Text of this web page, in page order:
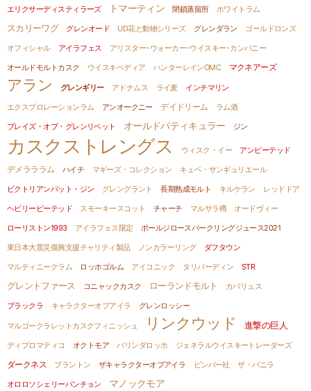
エリクサーディスティラーズ
トマーティン 閉鎖蒸留所 ホワイトラム
スカリーワグ グレンオード UD花と動物シリーズ グレンダラン
ゴールドロンズ
オフィシャル
アイラフェス
アリスター･ウォーカー･ウイスキー･カンパニー
オールドモルトカスク
ウイスキペディア ハンターレインOMC マクネアーズ
アラン グレンギリー アドナムス ライ麦
インチマリン
エクスプロレーションラム
アンオークニー デイドリーム
ラム酒
ブレイズ・オブ・グレンリベット
オールドパティキュラー ジン
カスクストレングス ウィスク・イー
アンピーテッド
デメラララム
ハイチ マギーズ・コレクション
キュベ・サンギュリエール
ビクトリアンバット・ジン
グレングラント 長期熟成モルト キルケラン
レッドドア
ヘビリーピーテッド
スモーキースコット チャーチ マルサラ樽
オードヴィー
ローリストン1993
アイラフェス限定
ポールジロースパークリングジュース2021
東日本大震災復興支援チャリティ製品
ノンカラーリング
ダフタウン
マルティニークラム
ロッホゴルム アイコニック タリバーディン STR
グレントファース コニャックカスク ローランドモルト
カバリュス
ブラックラ
キャラクターオブアイラ グレンロッシー
マルゴークラレットカスクフィニッシュ リンクウッド 進撃の巨人
ディプロマティコ オクトモア バリンダロッホ
ジェネラルウイスキートレーダーズ
ダークネス
ブラントン ザキャラクターオブアイラ ビンバー社
ザ・バニラ
オロロソシェリーパンチョン
マノックモア